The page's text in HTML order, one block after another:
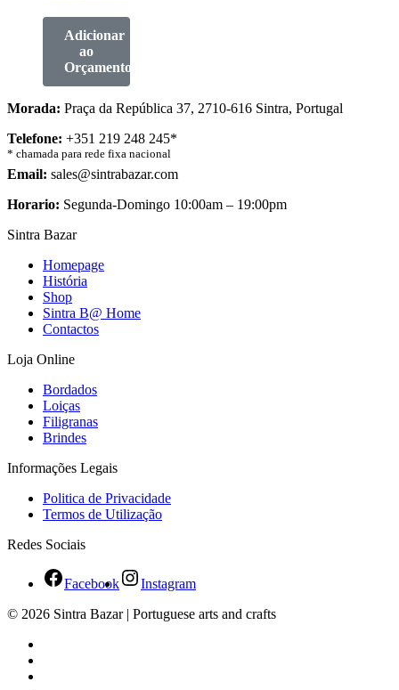
Adicionar
ao
Orçamento
Morada: Praça da República 37, 2710-616 Sintra, Portugal
Telefone: +351 219 248 245*
* chamada para rede fixa nacional
Email: sales@sintrabazar.com
Horario: Segunda-Domingo 10:00am – 19:00pm
Sintra Bazar
Homepage
História
Shop
Sintra B@ Home
Contactos
Loja Online
Bordados
Loiças
Filigranas
Brindes
Informações Legais
Politica de Privacidade
Termos de Utilização
Redes Sociais
Facebook
Instagram
© 2026 Sintra Bazar | Portuguese arts and crafts